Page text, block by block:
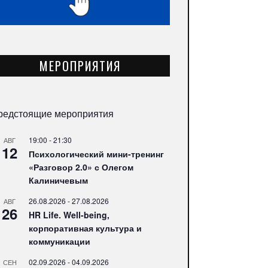
МЕРОПРИЯТИЯ
мероприятия
АВГ
12
19:00 -21:30
Психологический мини-тренинг
«Разговор 2.0» с Олегом
Калиничевым
АВГ
26
26.08.2026 -27.08.2026
HR Life. Well-being,
корпоративная культура и
коммуникации
СЕН 02.09.2026 -04.09.2026